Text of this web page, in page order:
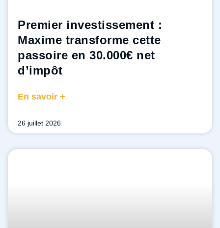
Premier investissement :
Maxime transforme cette
passoire en 30.000€ net
d’impôt
En savoir +
26 juillet 2026